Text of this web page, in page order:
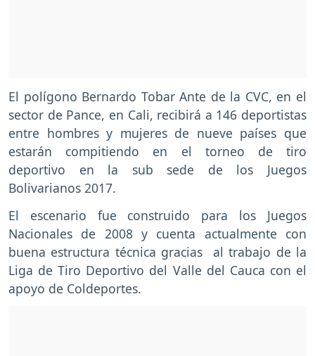
El polígono Bernardo Tobar Ante de la CVC, en el
sector de Pance, en Cali, recibirá a 146 deportistas
entre hombres y mujeres de nueve países que
estarán compitiendo en el torneo de tiro
deportivo en la sub sede de los Juegos
Bolivarianos 2017.
El escenario fue construido para los Juegos
Nacionales de 2008 y cuenta actualmente con
buena estructura técnica gracias al trabajo de la
Liga de Tiro Deportivo del Valle del Cauca con el
apoyo de Coldeportes.